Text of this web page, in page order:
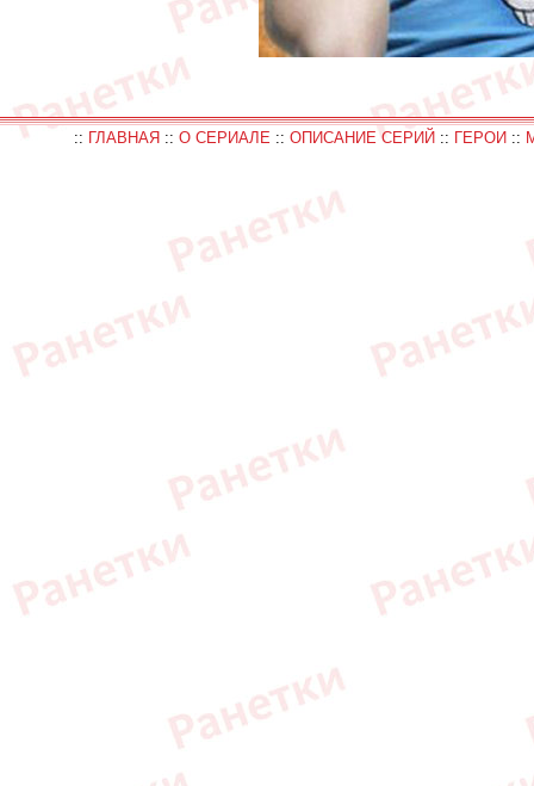
:: ГЛАВНАЯ :: О СЕРИАЛЕ:: ОПИСАНИЕ СЕРИЙ :: ГЕРОИ ::